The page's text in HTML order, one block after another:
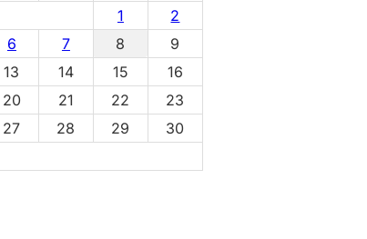
1
2
6 7 8
9
13 14 15
16
20 21 22
23
27 28 29
30